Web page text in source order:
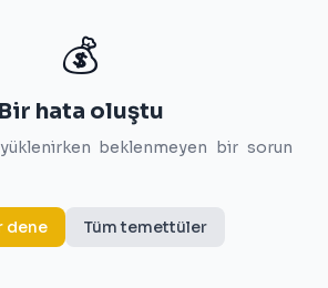
💰
Bir hata oluştu
beklenmeyen bir sorun
dene Tüm temettüler